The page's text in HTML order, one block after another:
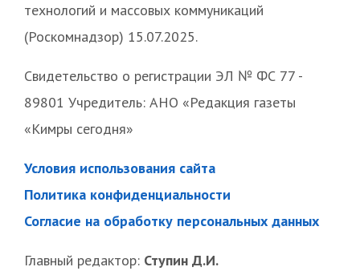
технологий и массовых коммуникаций
(Роскомнадзор) 15.07.2025.
Свидетельство о регистрации ЭЛ № ФС 77 -
89801 Учредитель: АНО «Редакция газеты
«Кимры сегодня»
Условия использования сайта
Политика конфиденциальности
Согласие на обработку персональных данных
Главный редактор: Ступин Д.И.